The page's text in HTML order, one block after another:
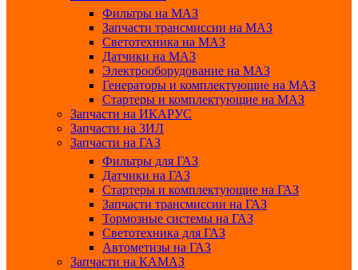
Фильтры на МАЗ
Запчасти трансмиссии на МАЗ
Светотехника на МАЗ
Датчики на МАЗ
Электрооборудование на МАЗ
Генераторы и комплектующие на МАЗ
Стартеры и комплектующие на МАЗ
Запчасти на ИКАРУС
Запчасти на ЗИЛ
Запчасти на ГАЗ
Фильтры для ГАЗ
Датчики на ГАЗ
Стартеры и комплектующие на ГАЗ
Запчасти трансмиссии на ГАЗ
Тормозные системы на ГАЗ
Светотехника для ГАЗ
Автометизы на ГАЗ
Запчасти на КАМАЗ